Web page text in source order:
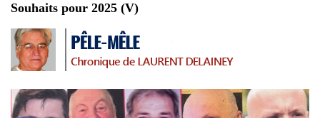
Souhaits pour 2025 (V)